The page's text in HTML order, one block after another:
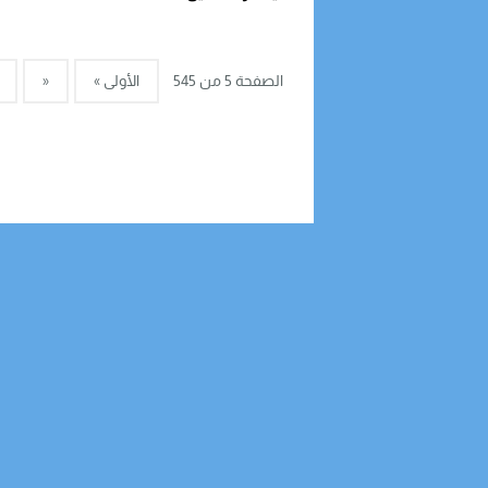
الصفحة 5 من 545 الأولى » «